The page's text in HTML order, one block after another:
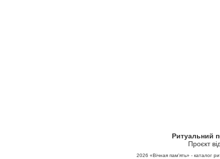
Ритуальний
Проєкт
2026 «Вічная пам'ять» - каталог